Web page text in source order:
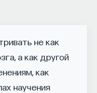
не как
а как другой
как
научения